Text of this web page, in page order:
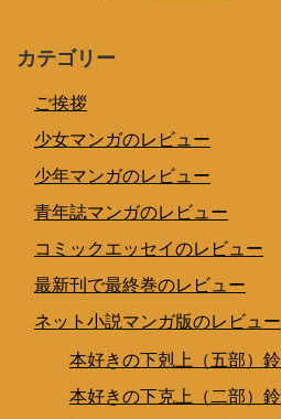
カテゴリー
ご挨拶
少女マンガのレビュー
少年マンガのレビュー
青年誌マンガのレビュー
コミックエッセイのレビュー
最新刊で最終巻のレビュー
ネット小説マンガ版のレビュー
本好きの下剋上（五部）
本好きの下克上（二部）